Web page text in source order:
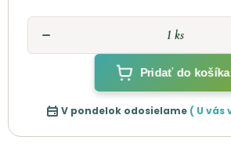
Pridať do košíka
V pondelok odosielame ( U vás